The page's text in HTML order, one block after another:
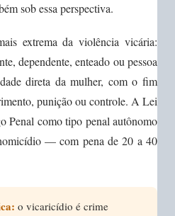
sob essa perspectiva.
extrema da violência vicária:
dependente, enteado ou pessoa
direta da mulher, com o fim
punição ou controle. A Lei
Penal como tipo penal autônomo
— com pena de 20 a 40
o vicaricídio é crime